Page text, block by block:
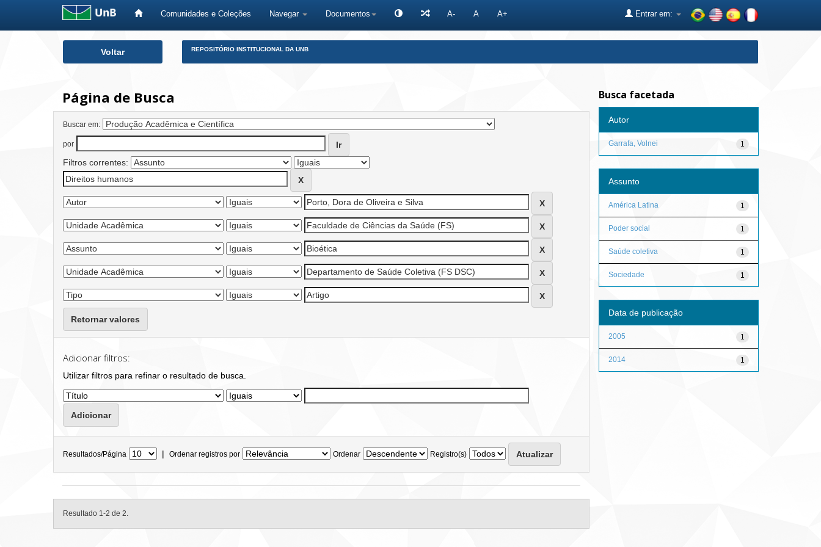
Comunidades e Coleções Navegar Documentos A- A A+ Entrar em:
Voltar REPOSITÓRIO INSTITUCIONAL DA UNB
Página de Busca
Buscar em:
por
Filtros correntes:
Retornar valores
Adicionar filtros:
Utilizar filtros para refinar o resultado de busca.
Resultados/Página | Ordenar registros por Ordenar Registro(s)
Resultado 1-2 de 2.
Busca facetada
Autor
1
Garrafa, Volnei
Assunto
1
América Latina
1
Poder social
1
Saúde coletiva
1
Sociedade
Data de publicação
1
2005
1
2014